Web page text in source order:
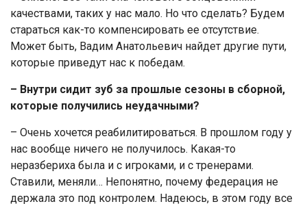
качествами, таких у нас мало. Но что сделать? Будем
стараться как-то компенсировать ее отсутствие.
Может быть, Вадим Анатольевич найдет другие пути,
которые приведут нас к победам.
– Внутри сидит зуб за прошлые сезоны в сборной,
которые получились неудачными?
– Очень хочется реабилитироваться. В прошлом году у
нас вообще ничего не получилось. Какая-то
неразбериха была и с игроками, и с тренерами.
Ставили, меняли… Непонятно, почему федерация не
держала это под контролем. Надеюсь, в этом году все